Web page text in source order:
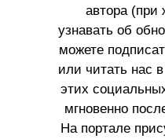
автора (при
узнавать об
можете
или читать нас
этих
мгновенно
На портале